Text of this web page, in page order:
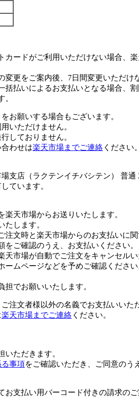
カードがご利用いただけない場合、
更をご案内後、7日間変更いただけ
払いによるお支払いとなる場合、
。
お願いする場合もございます。
いただけません。
しておりません。
わせは楽天市場までご連絡 ください。
支店（ラクテンイチバシテン） 普
ています。
天市場からお送りいたします。
たします。
文時と楽天市場からのお支払いに
ご確認のうえ、お支払いください。
市場が自動でご注文をキャンセルい
ームページなどを予めご確認くださ
でお願いいたします。
注文者様以外の名義でお支払いいた
楽天市場までご連絡 ください。
いただきます。
事項をご確認いただき、ご同意のう
支払い用バーコード付きの請求の